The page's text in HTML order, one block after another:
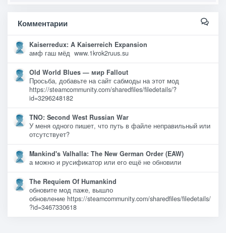
Комментарии
Kaiserredux: A Kaiserreich Expansion
амф гаш мёд www.1krok2ruus.su
Old World Blues — мир Fallout
Просьба, добавьте на сайт сабмоды на этот мод
https://steamcommunity.com/sharedfiles/filedetails/?
id=3296248182
TNO: Second West Russian War
У меня одного пишет, что путь в файле неправильный или
отсутствует?
Mankind's Valhalla: The New German Order (EAW)
а можно и русификатор или его ещё не обновили
The Requiem Of Humankind
обновите мод паже, вышло
обновление https://steamcommunity.com/sharedfiles/filedetails/
?id=3467330618